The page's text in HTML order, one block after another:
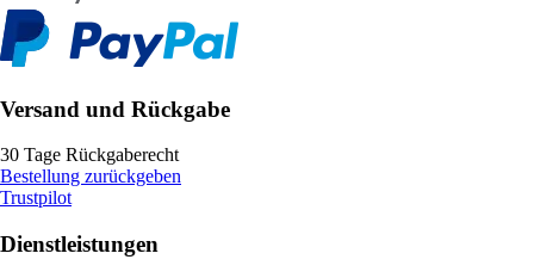
Versand und Rückgabe
30 Tage Rückgaberecht
Bestellung zurückgeben
Trustpilot
Dienstleistungen